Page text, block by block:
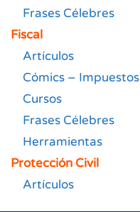
Frases Célebres
Fiscal
Artículos
Cómics – Impuestos
Cursos
Frases Célebres
Herramientas
Protección Civil
Artículos